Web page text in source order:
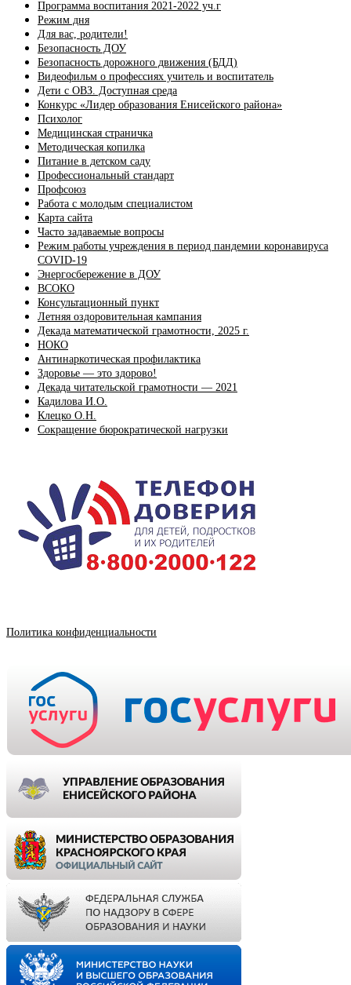
Программа воспитания 2021-2022 уч.г
Режим дня
Для вас, родители!
Безопасность ДОУ
Безопасность дорожного движения (БДД)
Видеофильм о профессиях учитель и воспитатель
Дети с ОВЗ. Доступная среда
Конкурс «Лидер образования Енисейского района»
Психолог
Медицинская страничка
Методическая копилка
Питание в детском саду
Профессиональный стандарт
Профсоюз
Работа с молодым специалистом
Карта сайта
Часто задаваемые вопросы
Режим работы учреждения в период пандемии коронавируса
COVID-19
Энергосбережение в ДОУ
ВСОКО
Консультационный пункт
Летняя оздоровительная кампания
Декада математической грамотности, 2025 г.
НОКО
Антинаркотическая профилактика
Здоровье — это здорово!
Декада читательской грамотности — 2021
Кадилова И.О.
Клецко О.Н.
Сокращение бюрократической нагрузки
Политика конфиденциальности